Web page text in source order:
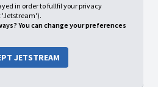
in order to fullfil your privacy
'Jetstream').
You can change your preferences
JETSTREAM